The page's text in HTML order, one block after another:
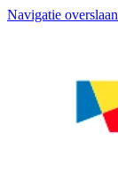
Navigatie overslaan